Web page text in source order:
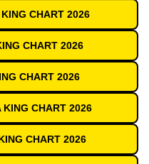
CHART 2026
CHART 2026
CHART 2026
KING CHART 2026
CHART 2026